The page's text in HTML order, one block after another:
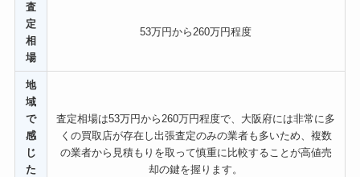
査
定
相
場
53万円から260万円程度
地
域
で
感
じ
た
査定相場は53万円から260万円程度で、大阪府には非常に多
くの買取店が存在し出張査定のみの業者も多いため、複数
の業者から見積もりを取って慎重に比較することが高値売
却の鍵を握ります。